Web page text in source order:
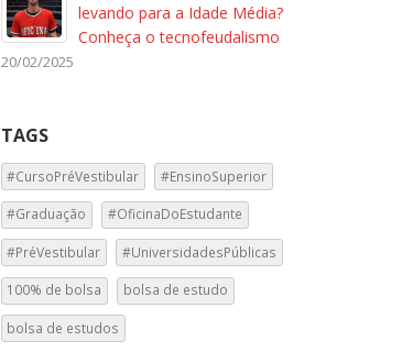
levando para a Idade Média?
Conheça o tecnofeudalismo
20/02/2025
TAGS
#CursoPréVestibular #EnsinoSuperior
#Graduação #OficinaDoEstudante
#PréVestibular #UniversidadesPúblicas
100% de bolsa bolsa de estudo
bolsa de estudos